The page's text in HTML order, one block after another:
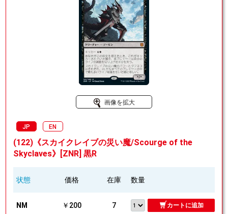
画像を拡大
JP EN
(122)《スカイクレイブの災い魔/Scourge of the
Skyclaves》[ZNR] 黒R
状態 価格 在庫 数量
NM ￥200 7 カートに追加